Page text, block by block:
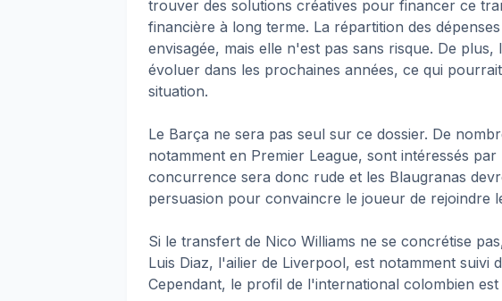
trouver des solutions créatives pour financer ce
financière à long terme. La répartition des
envisagée, mais elle n'est pas sans risque. De
évoluer dans les prochaines années, ce qui
situation.
Le Barça ne sera pas seul sur ce dossier. De
notamment en Premier League, sont intéressés
concurrence sera donc rude et les Blaugranas
persuasion pour convaincre le joueur de rejoindre
Si le transfert de Nico Williams ne se concrétise
Luis Diaz, l'ailier de Liverpool, est notamment suivi
Cependant, le profil de l'international colombien